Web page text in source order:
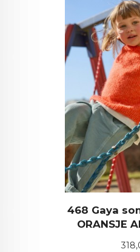
468 Gaya
ORANSJE
Pris